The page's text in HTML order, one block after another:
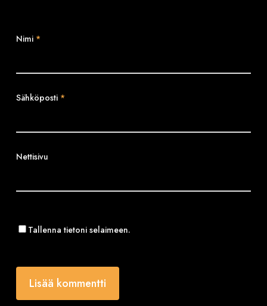
Nimi *
Sähköposti *
Nettisivu
Tallenna tietoni selaimeen.